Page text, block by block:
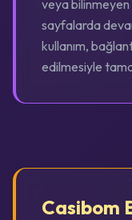
veya bilinmeyen
sayfalarda
kullanım,
edilmesiyle
Casibom